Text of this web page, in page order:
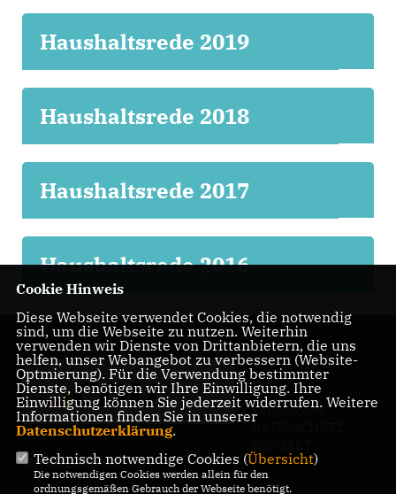
Haushaltsrede 2019
Haushaltsrede 2018
Haushaltsrede 2017
Haushaltsrede 2016
IMPRESSUM
MITGLIEDERBEREICH
Cookie Hinweis
Diese Webseite verwendet Cookies, die notwendig
sind, um die Webseite zu nutzen. Weiterhin
verwenden wir Dienste von Drittanbietern, die uns
helfen, unser Webangebot zu verbessern (Website-
Optmierung). Für die Verwendung bestimmter
Dienste, benötigen wir Ihre Einwilligung. Ihre
Einwilligung können Sie jederzeit widerrufen. Weitere
Informationen finden Sie in unserer
Datenschutzerklärung.
Technisch notwendige Cookies (Übersicht)
Die notwendigen Cookies werden allein für den
ordnungsgemäßen Gebrauch der Webseite benötigt.